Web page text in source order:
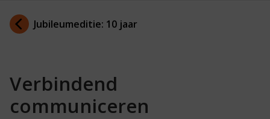
Jubileumeditie: 10 jaar
Verbindend
communiceren